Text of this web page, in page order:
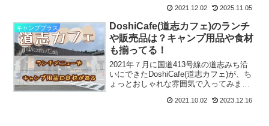
安1100円と驚いちゃいましたよね！！！
フレンチでそんな価格見たこと...
2021.12.02 2025.11.05
キャンププラス
DoshiCafe(道志カフェ)のランチ
や販売品は？キャンプ用品や食材
も揃ってる！
2021年７月に国道413号線の道志みち沿
いにできたDoshiCafe(道志カフェ)が、ち
ょっとおしゃれな雰囲気で入ってみまし
んなところでカフェだなんて、どんなも
2021.10.02 2023.12.16